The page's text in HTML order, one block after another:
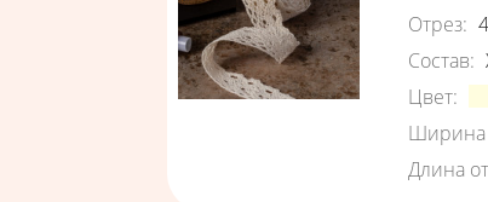
Отрез:
Состав:
Цвет:
Ширина
Длина